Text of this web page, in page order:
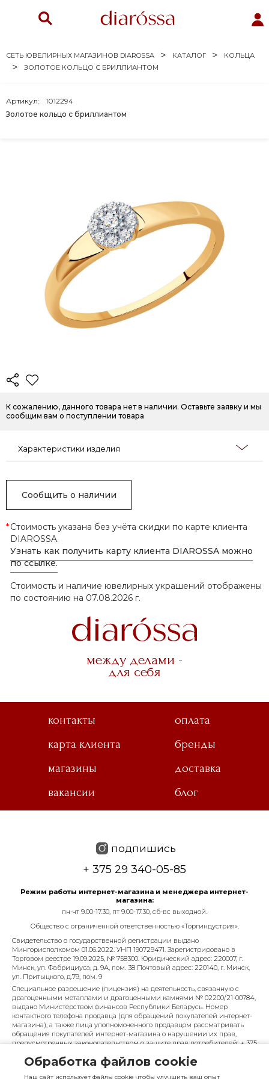
СЕТЬ ЮВЕЛИРНЫХ МАГАЗИНОВ DIAROSSA КАТАЛОГ
КОЛЬЦА
ЗОЛОТОЕ КОЛЬЦО С БРИЛЛИАНТОМ
Золотое кольцо с бриллиантом
Артикул: 1012294
К сожалению, данного товара нет в наличии. Оставьте заявку и мы
сообщим вам о поступлении товара
Характеристики изделия
Сообщить о наличии
*Стоимость указана без учёта скидки по карте клиента
DIAROSSA.
Узнать как получить карту клиента DIAROSSA можно
по ссылке.
Стоимость и наличие ювелирных украшений отображены
по состоянию на 07.08.2026 г.
между делами -
для себя
контакты
оплата
карта клиента
бренды
магазины
доставка
вакансии
блог
подпишись
+ 375 29 340-05-85
Режим работы интернет-магазина и менеджера интернет-
магазина:
пн-чт 9.00-17.30, пт 9.00-17.30, сб-вс выходной.
Общество с ограниченной ответственностью «Торгиндустрия».
Свидетельство о государственной регистрации выдано
Мингорисполкомом 01.06.2022. УНП 190729471. Зарегистрировано в
Торговом реестре 19.09.2025, № 758300. Юридический адрес: 220007, г.
Минск, ул. Фабрициуса, д. 9А, пом. 38 Почтовый адрес: 220140, г. Минск,
ул. Притыцкого, д.79, пом. 9
Специальное разрешение (лицензия) на деятельность, связанную с
драгоценными металлами и драгоценными камнями № 02200/21-00784,
выдано Министерством финансов Республики Беларусь. Номер
контактного телефона продавца (для обращений покупателей интернет-
магазина), а также лица уполномоченного продавцом рассматривать
обращения покупателей интернет-магазина о нарушении их прав,
предусмотренных законодательством о защите прав потребителей: + 375
управления по работе с обращениями граждан и юридических лиц
Минского городского исполнительного комитета, администрация
Обработка файлов cookie
Наш сайт использует файлы cookie чтобы улучшить ваш опыт